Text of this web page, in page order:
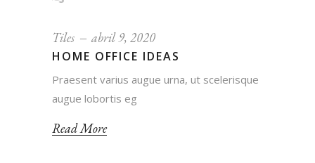
Tiles abril 9, 2020
HOME OFFICE IDEAS
Praesent varius augue urna, ut scelerisque
augue lobortis eg
Read More